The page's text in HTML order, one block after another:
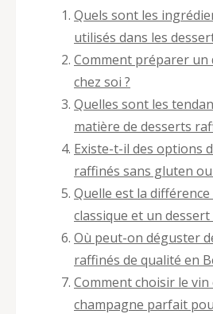
Quels sont les
utilisés dans les
Comment préparer un
chez soi ?
Quelles sont les
matière de desserts
Existe-t-il des options
raffinés sans gluten ou
Quelle est la
classique et un
Où peut-on déguster
raffinés de qualité en
Comment choisir le vin
champagne parfait